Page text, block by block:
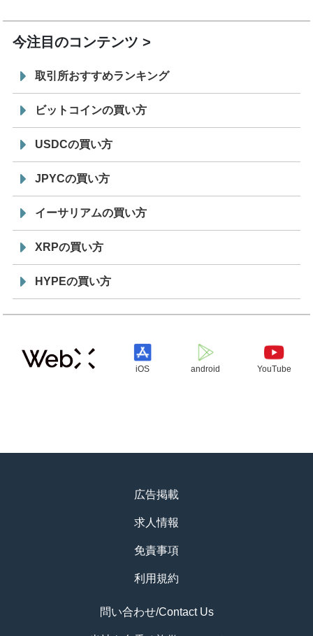
今注目のコンテンツ
取引所おすすめランキング
ビットコインの買い方
USDCの買い方
JPYCの買い方
イーサリアムの買い方
XRPの買い方
HYPEの買い方
iOS android YouTube
広告掲載
求人情報
免責事項
利用規約
問い合わせ/Contact Us